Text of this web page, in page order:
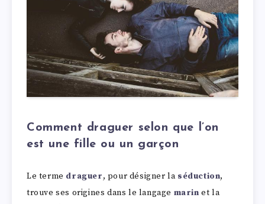
Comment draguer selon que l’on
est une fille ou un garçon
Le terme draguer, pour désigner la séduction,
trouve ses origines dans le langage marin et la